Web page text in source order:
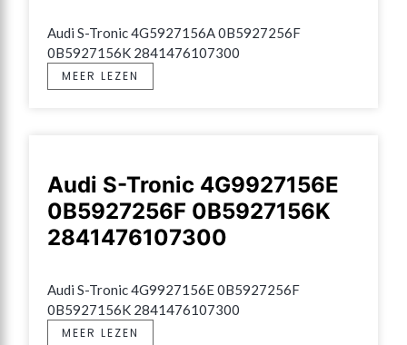
Audi S-Tronic 4G5927156A 0B5927256F
0B5927156K 2841476107300
MEER LEZEN
Audi S-Tronic 4G9927156E
0B5927256F 0B5927156K
2841476107300
Audi S-Tronic 4G9927156E 0B5927256F
0B5927156K 2841476107300
MEER LEZEN